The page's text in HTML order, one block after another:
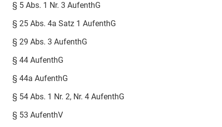
§ 5 Abs. 1 Nr. 3 AufenthG
§ 25 Abs. 4a Satz 1 AufenthG
§ 29 Abs. 3 AufenthG
§ 44 AufenthG
§ 44a AufenthG
§ 54 Abs. 1 Nr. 2, Nr. 4 AufenthG
§ 53 AufenthV